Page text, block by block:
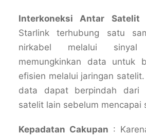
Interkoneksi Antar Satelit
Starlink terhubung satu
nirkabel melalui
memungkinkan data untuk
efisien melalui jaringan
data dapat berpindah dari
satelit lain sebelum mencapai
Kepadatan Cakupan :